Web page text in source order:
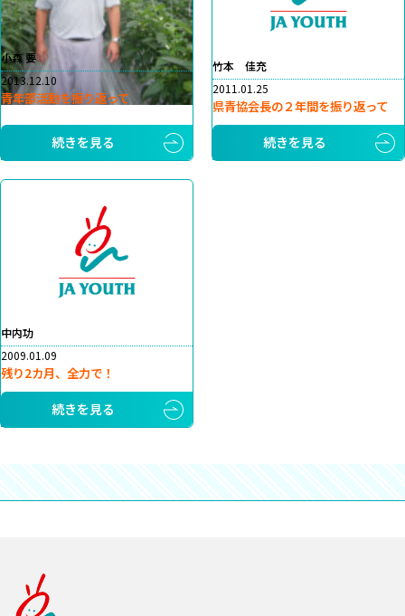
小森 要
2013.12.10
青年部活動を振り返って
続きを見る
竹本 佳充
2011.01.25
県青協会長の２年間を振り返って
続きを見る
中内功
2009.01.09
残り2カ月、全力で！
続きを見る